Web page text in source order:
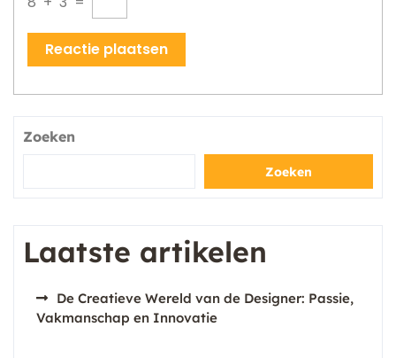
Zoeken
Zoeken
Laatste artikelen
De Creatieve Wereld van de Designer: Passie,
Vakmanschap en Innovatie